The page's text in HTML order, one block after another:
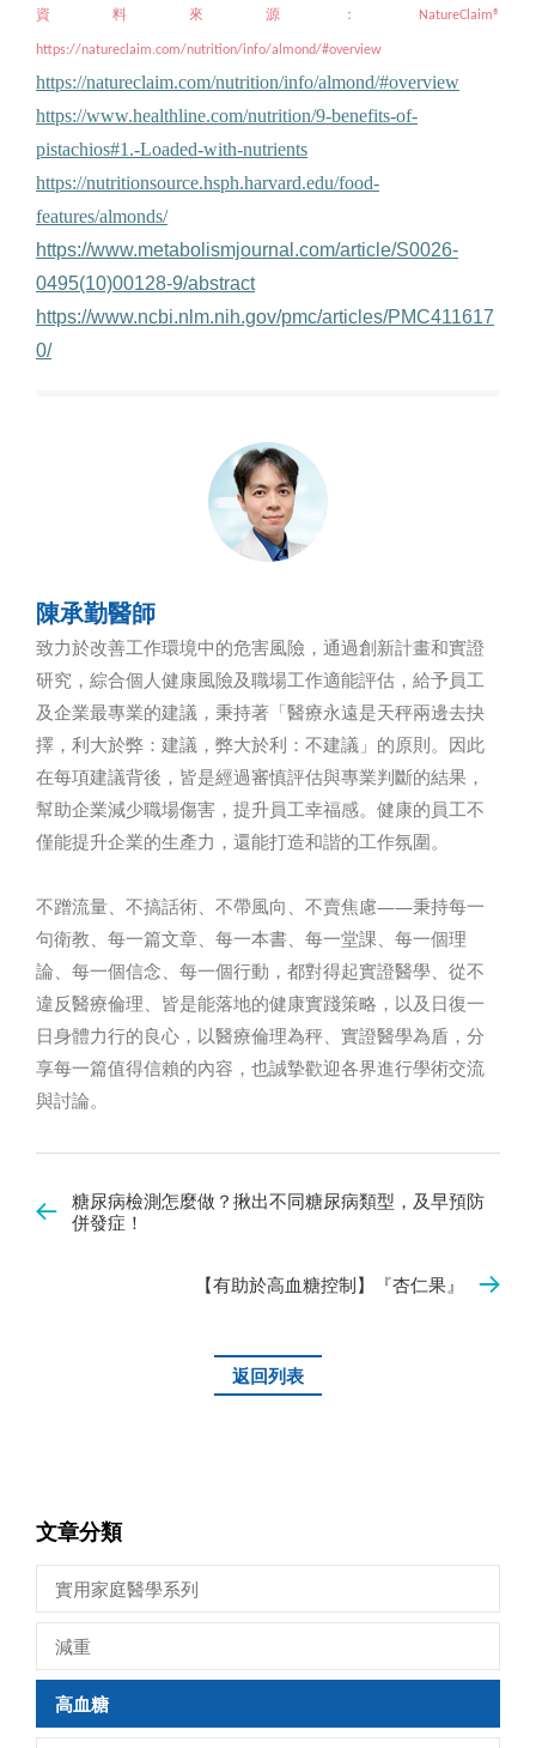
資料來源： NatureClaim®
https://natureclaim.com/nutrition/info/almond/#overview
https://natureclaim.com/nutrition/info/almond/#overview
https://www.healthline.com/nutrition/9-benefits-of-
pistachios#1.-Loaded-with-nutrients
https://nutritionsource.hsph.harvard.edu/food-
features/almonds/
https://www.metabolismjournal.com/article/S0026-
0495(10)00128-9/abstract
https://www.ncbi.nlm.nih.gov/pmc/articles/PMC411617
0/
陳承勤醫師
致力於改善工作環境中的危害風險，通過創新計畫和實證
研究，綜合個人健康風險及職場工作適能評估，給予員工
及企業最專業的建議，秉持著「醫療永遠是天秤兩邊去抉
擇，利大於弊：建議，弊大於利：不建議」的原則。因此
在每項建議背後，皆是經過審慎評估與專業判斷的結果，
幫助企業減少職場傷害，提升員工幸福感。健康的員工不
僅能提升企業的生產力，還能打造和諧的工作氛圍。
不蹭流量、不搞話術、不帶風向、不賣焦慮——秉持每一
句衛教、每一篇文章、每一本書、每一堂課、每一個理
論、每一個信念、每一個行動，都對得起實證醫學、從不
違反醫療倫理、皆是能落地的健康實踐策略，以及日復一
日身體力行的良心，以醫療倫理為秤、實證醫學為盾，分
享每一篇值得信賴的內容，也誠摯歡迎各界進行學術交流
與討論。
糖尿病檢測怎麼做？揪出不同糖尿病類型，及早預防
併發症！
【有助於高血糖控制】『杏仁果』
返回列表
文章分類
實用家庭醫學系列
減重
高血糖